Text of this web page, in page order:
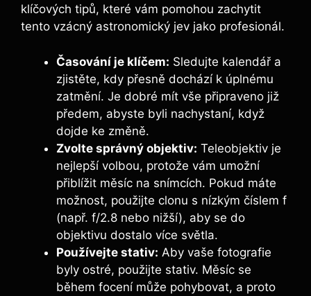
klíčových tipů, které vám pomohou ‌zachytit
tento ⁢vzácný astronomický jev jako profesionál.
Časování je klíčem: Sledujte ⁣kalendář a
zjistěte, kdy přesně dochází k úplnému
zatmění. ⁢Je ⁣dobré mít vše připraveno již
⁢předem, abyste ​byli⁤ nachystaní, když
dojde ke změně.
Zvolte správný objektiv: Teleobjektiv je
nejlepší volbou, protože vám⁢ umožní
přiblížit měsíc na snímcích. Pokud máte
možnost, použijte clonu s nízkým číslem f
(např. f/2.8‍ nebo nižší), aby se do
objektivu dostalo více světla.
Používejte stativ: Aby vaše fotografie
byly ostré, použijte stativ. ⁢Měsíc⁢ se
během focení může pohybovat, a proto